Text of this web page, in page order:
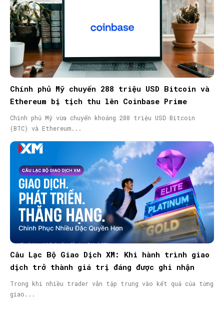
Chính phủ Mỹ chuyển 288 triệu USD Bitcoin và
Ethereum bị tịch thu lên Coinbase Prime
Chính phủ Mỹ vừa chuyển khoảng 288 triệu USD Bitcoin
(BTC) và Ethereum...
Câu Lạc Bộ Giao Dịch XM: Khi hành trình giao
dịch trở thành giá trị đáng được ghi nhận
Trong khi nhiều trader vẫn tập trung vào kết quả của từng
giao...